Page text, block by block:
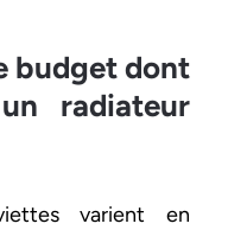
budget dont
radiateur
varient en